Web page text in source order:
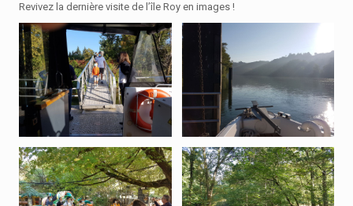
Revivez la dernière visite de l’île Roy en images !